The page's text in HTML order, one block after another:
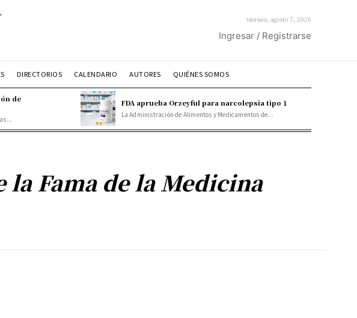
viernes, agosto 7, 2026
Ingresar / Registrarse
DIRECTORIOS CALENDARIO AUTORES QUIÉNES SOMOS
de
FDA aprueba Orzeyful para narcolepsia tipo 1
La Administración de Alimentos y Medicamentos de...
la Fama de la Medicina